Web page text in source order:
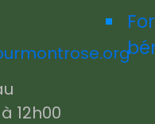
12h00